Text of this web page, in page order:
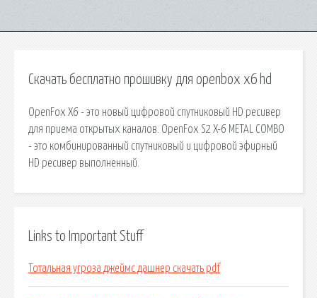
Скачать бесплатно прошивку для openbox x6 hd
OpenFox X6 - это новый цифровой спутниковый HD ресивер
для приема открытых каналов. OpenFox S2 X-6 METAL COMBO
- это комбинированный спутниковый и цифровой эфирный
HD ресивер выполненный.
Links to Important Stuff
Тотальная угроза джеймс дашнер скачать pdf